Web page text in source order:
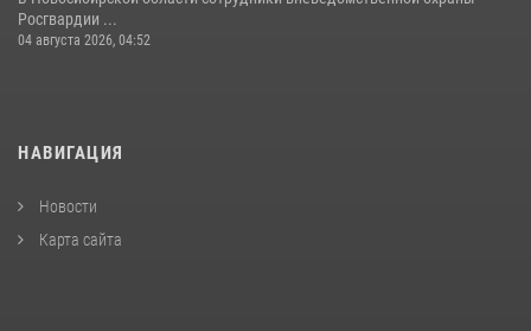
Росгвардии ...
04 августа 2026, 04:52
НАВИГАЦИЯ
Новости
Карта сайта